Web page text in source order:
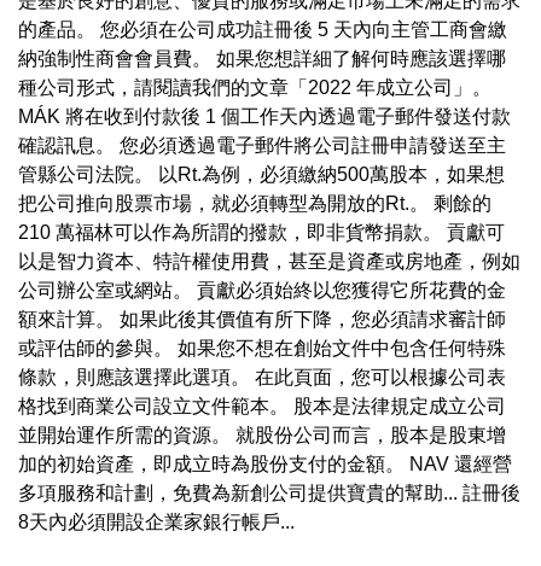
的產品。 您必須在公司成功註冊後 5 天內向主管工商會繳
納強制性商會會員費。 如果您想詳細了解何時應該選擇哪
種公司形式，請閱讀我們的文章「2022 年成立公司」。
MÁK 將在收到付款後 1 個工作天內透過電子郵件發送付款
確認訊息。 您必須透過電子郵件將公司註冊申請發送至主
管縣公司法院。 以Rt.為例，必須繳納500萬股本，如果想
把公司推向股票市場，就必須轉型為開放的Rt.。 剩餘的
210 萬福林可以作為所謂的撥款，即非貨幣捐款。 貢獻可
以是智力資本、特許權使用費，甚至是資產或房地產，例如
公司辦公室或網站。 貢獻必須始終以您獲得它所花費的金
額來計算。 如果此後其價值有所下降，您必須請求審計師
或評估師的參與。 如果您不想在創始文件中包含任何特殊
條款，則應該選擇此選項。 在此頁面，您可以根據公司表
格找到商業公司設立文件範本。 股本是法律規定成立公司
並開始運作所需的資源。 就股份公司而言，股本是股東增
加的初始資產，即成立時為股份支付的金額。 NAV 還經營
多項服務和計劃，免費為新創公司提供寶貴的幫助... 註冊後
8天內必須開設企業家銀行帳戶...